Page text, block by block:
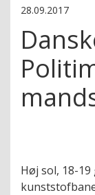
28.09.2017
Høj sol, 18-